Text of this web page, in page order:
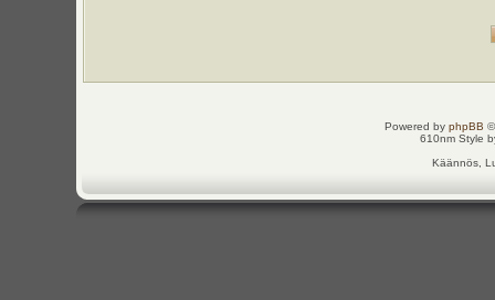
Powered by phpBB
610nm Style
Käännös,